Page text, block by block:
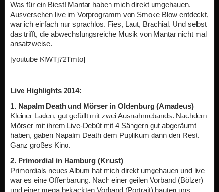
Was für ein Biest! Mantar haben mich direkt umgehauen.
Ausversehen live im Vorprogramm von Smoke Blow entdeckt,
war ich einfach nur sprachlos. Fies, Laut, Brachial. Und selbst
das trifft, die abwechslungsreiche Musik von Mantar nicht mal
ansatzweise.
[youtube KlWTj72Tmto]
Live Highlights 2014:
1. Napalm Death und Mörser in Oldenburg (Amadeus)
Kleiner Laden, gut gefüllt mit zwei Ausnahmebands. Nachdem
Mörser mit ihrem Live-Debüt mit 4 Sängern gut abgeräumt
haben, gaben Napalm Death dem Puplikum dann den Rest.
Ganz großes Kino.
2. Primordial in Hamburg (Knust)
Primordials neues Album hat mich direkt umgehauen und live
war es eine Offenbarung. Nach einer geilen Vorband (Bölzer)
und einer mega bekackten Vorband (Portrait) hauten uns